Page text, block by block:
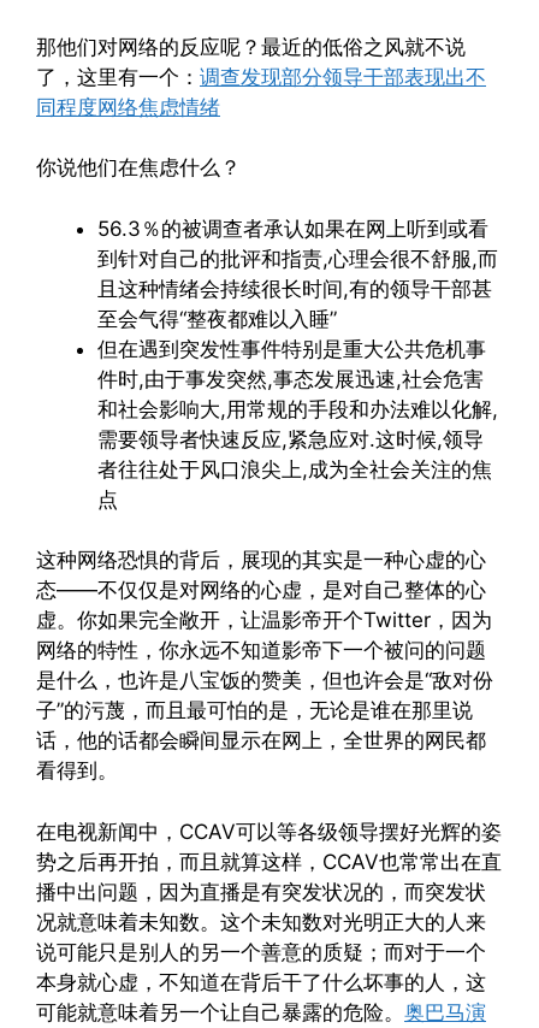
那他们对网络的反应呢？最近的低俗之风就不说
了，这里有一个： 调查发现部分领导干部表现出不
同程度网络焦虑情绪
你说他们在焦虑什么？
56.3％的被调查者承认如果在网上听到或看
到针对自己的批评和指责,心理会很不舒服,而
且这种情绪会持续很长时间,有的领导干部甚
至会气得“整夜都难以入睡”
但在遇到突发性事件特别是重大公共危机事
件时,由于事发突然,事态发展迅速,社会危害
和社会影响大,用常规的手段和办法难以化解,
需要领导者快速反应,紧急应对.这时候,领导
者往往处于风口浪尖上,成为全社会关注的焦
点
这种网络恐惧的背后，展现的其实是一种心虚的心
态——不仅仅是对网络的心虚，是对自己整体的心
虚。你如果完全敞开，让温影帝开个Twitter，因为
网络的特性，你永远不知道影帝下一个被问的问题
是什么，也许是八宝饭的赞美，但也许会是“敌对份
子”的污蔑，而且最可怕的是，无论是谁在那里说
话，他的话都会瞬间显示在网上，全世界的网民都
看得到。
在电视新闻中，CCAV可以等各级领导摆好光辉的姿
势之后再开拍，而且就算这样，CCAV也常常出在直
播中出问题，因为直播是有突发状况的，而突发状
况就意味着未知数。这个未知数对光明正大的人来
说可能只是别人的另一个善意的质疑；而对于一个
本身就心虚，不知道在背后干了什么坏事的人，这
可能就意味着另一个让自己暴露的危险。 奥巴马演